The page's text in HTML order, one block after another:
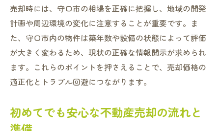
売却時には、守口市の相場を正確に把握し、地域の開発
計画や周辺環境の変化に注意することが重要です。ま
た、守口市内の物件は築年数や設備の状態によって評価
が大きく変わるため、現状の正確な情報開示が求められ
ます。これらのポイントを押さえることで、売却価格の
適正化とトラブル回避につながります。
初めてでも安心な不動産売却の流れと